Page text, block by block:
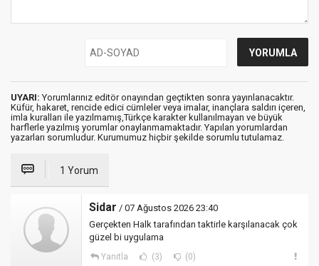
UYARI: Yorumlarınız editör onayından geçtikten sonra yayınlanacaktır.
Küfür, hakaret, rencide edici cümleler veya imalar, inançlara saldırı içeren,
imla kuralları ile yazılmamış,Türkçe karakter kullanılmayan ve büyük
harflerle yazılmış yorumlar onaylanmamaktadır. Yapılan yorumlardan
yazarları sorumludur. Kurumumuz hiçbir şekilde sorumlu tutulamaz.
1 Yorum
Sidar / 07 Ağustos 2026 23:40
Gerçekten Halk tarafından taktirle karşılanacak çok
güzel bi uygulama
Yanıtla (3) (0)